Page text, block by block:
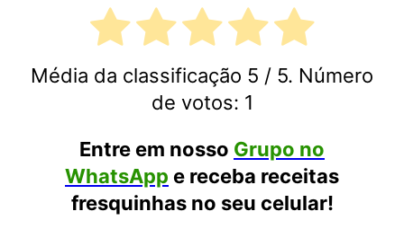
Média da classificação 5 / 5. Número
de votos: 1
Entre em nosso Grupo no
WhatsApp e receba receitas
fresquinhas no seu celular!